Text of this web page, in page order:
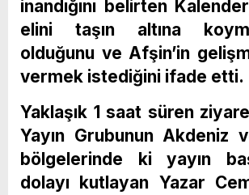
inandığını belirten
elini taşın altına
olduğunu ve Afşin’in
vermek istediğini ifade etti.
Yaklaşık 1 saat süren
Yayın Grubunun Akdeniz
bölgelerinde ki yayın
dolayı kutlayan Yazar